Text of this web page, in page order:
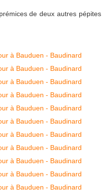
de deux autres pépites